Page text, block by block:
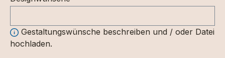
Gestaltungswünsche beschreiben und / oder Datei
hochladen.